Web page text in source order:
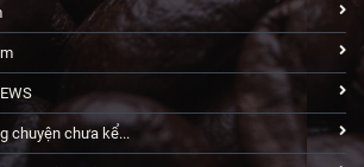
chuyện chưa kể...